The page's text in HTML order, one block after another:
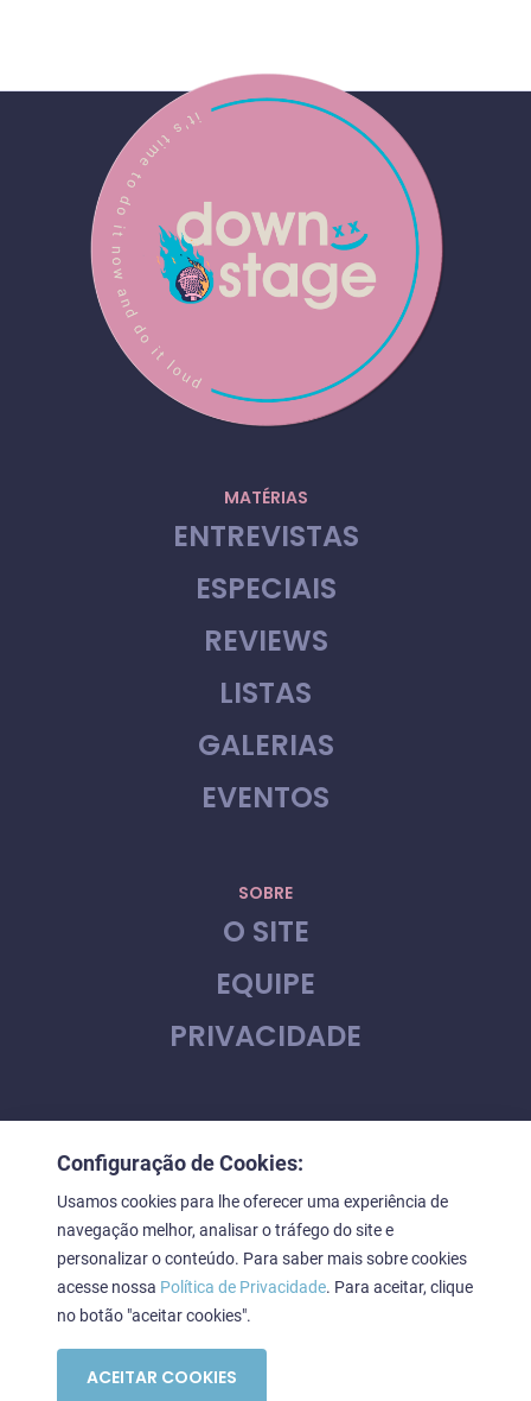
MATÉRIAS
ENTREVISTAS
ESPECIAIS
REVIEWS
LISTAS
GALERIAS
EVENTOS
SOBRE
O SITE
EQUIPE
PRIVACIDADE
FALE CONOSCO
Downstage © 2023. Todos os direitos reservados
Configuração de Cookies:
Usamos cookies para lhe oferecer uma experiência de
navegação melhor, analisar o tráfego do site e
personalizar o conteúdo. Para saber mais sobre cookies
acesse nossa Política de Privacidade. Para aceitar, clique
no botão "aceitar cookies".
ACEITAR COOKIES